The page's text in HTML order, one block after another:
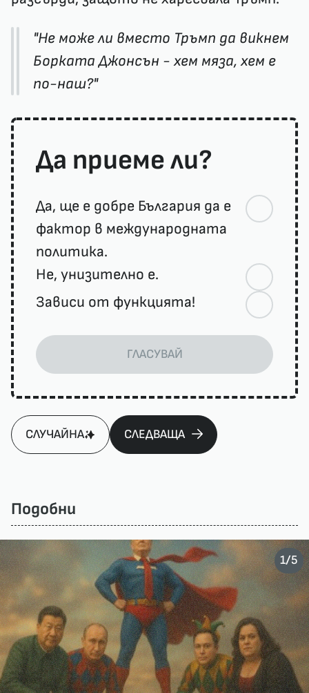
"Не може ли вместо Тръмп да викнем
Борката Джонсън - хем мяза, хем е
по-наш?"
Да приеме ли?
Да, ще е добре България да е
фактор в международната
политика.
Не, унизително е.
Зависи от функцията!
ГЛАСУВАЙ
СЛУЧАЙНА СЛЕДВАЩА
Подобни
1/5